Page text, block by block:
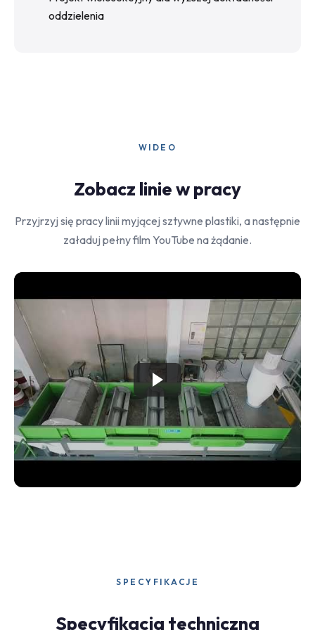
oddzielenia
WIDEO
Zobacz linie w pracy
Przyjrzyj się pracy linii myjącej sztywne plastiki, a następnie
załaduj pełny film YouTube na żądanie.
SPECYFIKACJE
Specyfikacja techniczna